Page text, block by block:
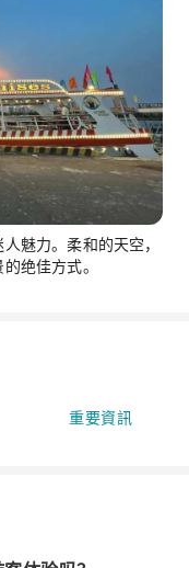
魅力。柔和的天空，
绝佳方式。
重要資訊